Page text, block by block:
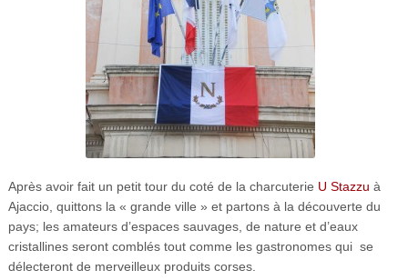
Après avoir fait un petit tour du coté de la charcuterie U Stazzu à
Ajaccio, quittons la « grande ville » et partons à la découverte du
pays; les amateurs d’espaces sauvages, de nature et d’eaux
cristallines seront comblés tout comme les gastronomes qui se
délecteront de merveilleux produits corses.